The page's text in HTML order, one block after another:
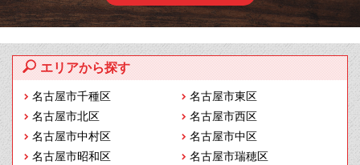
エリアから探す
名古屋市千種区
名古屋市東区
名古屋市北区
名古屋市西区
名古屋市中村区
名古屋市中区
名古屋市昭和区
名古屋市瑞穂区